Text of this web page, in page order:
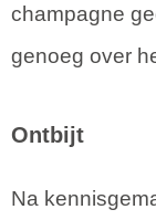
champagne
genoeg over
Ontbijt
Na